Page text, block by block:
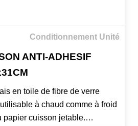
Conditionnement Unité
ANTI-ADHESIF
en toile de fibre de verre
à chaud comme à froid
papier cuisson jetable.